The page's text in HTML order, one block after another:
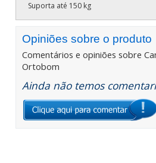
Suporta até 150 kg
Opiniões sobre o produto
Comentários e opiniões sobre
Ortobom
Ainda não temos